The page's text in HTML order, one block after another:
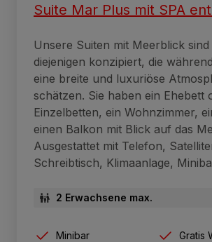
Suite Mar Plus mit SPA
Unsere Suiten mit Meerblick
diejenigen konzipiert, die
eine breite und luxuriöse
schätzen. Sie haben ein Ehebett
Einzelbetten, ein Wohnzimmer,
einen Balkon mit Blick auf das
Ausgestattet mit Telefon,
Schreibtisch, Klimaanlage,
2 Erwachsene max.
Minibar
Gratis